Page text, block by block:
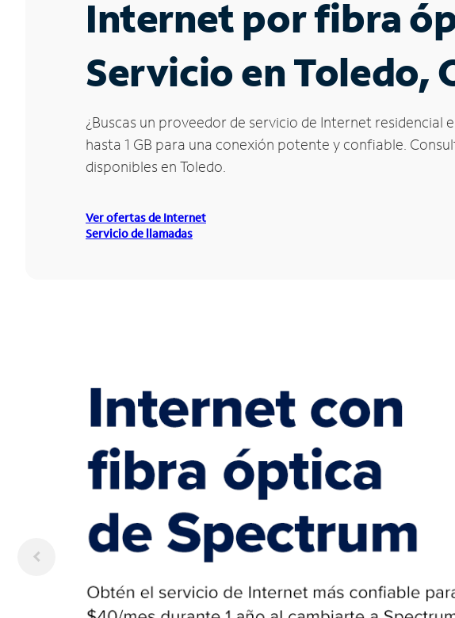
Internet por fibra
Servicio en Toledo,
¿Buscas un proveedor de servicio de Internet
hasta 1 GB para una conexión potente y confiable.
disponibles en Toledo.
Ver ofertas de Internet
Servicio de llamadas